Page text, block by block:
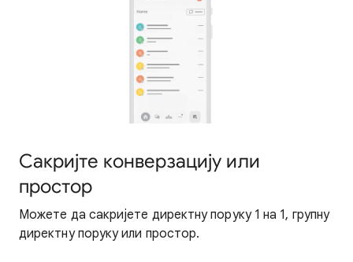
Сакријте конверзацију или
простор
Можете да сакријете директну поруку 1 на 1, групну
директну поруку или простор.